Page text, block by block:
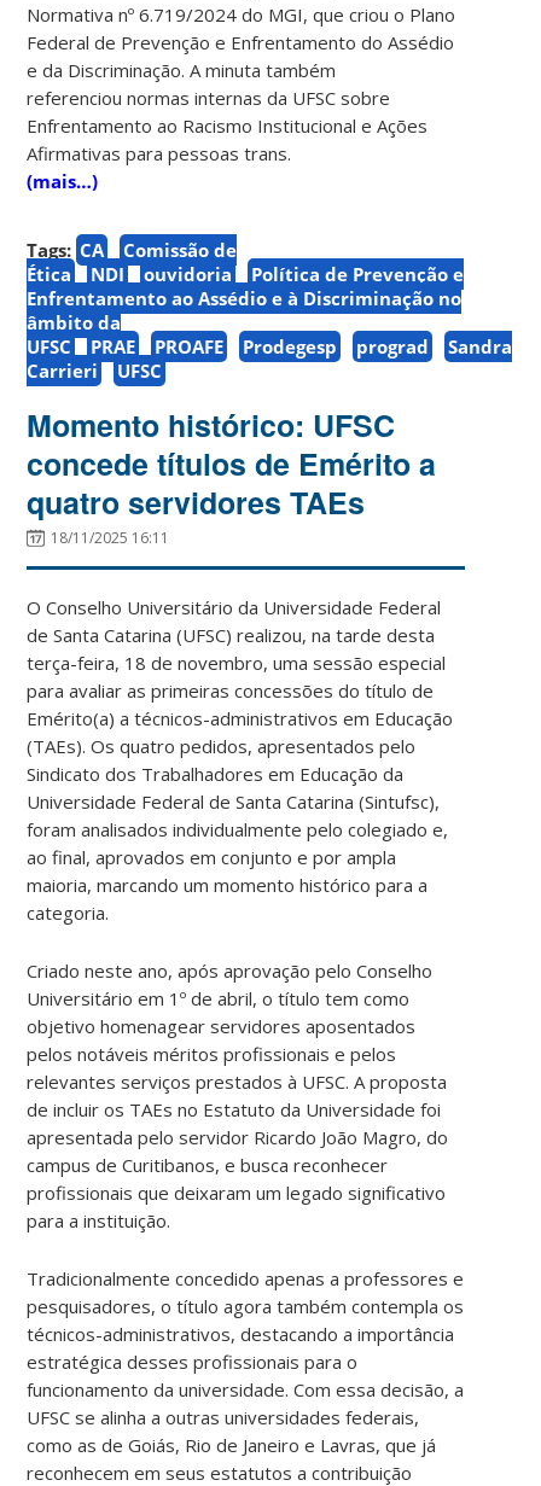
Normativa nº 6.719/2024 do MGI, que criou o Plano
Federal de Prevenção e Enfrentamento do Assédio
e da Discriminação. A minuta também
referenciou normas internas da UFSC sobre
Enfrentamento ao Racismo Institucional e Ações
Afirmativas para pessoas trans.
(mais…)
Tags: CA
Comissão de
Ética
NDI ouvidoria
Política de Prevenção e
Enfrentamento ao Assédio e à Discriminação no
âmbito da
UFSC
PRAE PROAFE Prodegesp prograd
Sandra
Carrieri
UFSC
Momento histórico: UFSC
concede títulos de Emérito a
quatro servidores TAEs
18/11/2025 16:11
O Conselho Universitário da Universidade Federal
de Santa Catarina (UFSC) realizou, na tarde desta
terça-feira, 18 de novembro, uma sessão especial
para avaliar as primeiras concessões do título de
Emérito(a) a técnicos-administrativos em Educação
(TAEs). Os quatro pedidos, apresentados pelo
Sindicato dos Trabalhadores em Educação da
Universidade Federal de Santa Catarina (Sintufsc),
foram analisados individualmente pelo colegiado e,
ao final, aprovados em conjunto e por ampla
maioria, marcando um momento histórico para a
categoria.
Criado neste ano, após aprovação pelo Conselho
Universitário em 1º de abril, o título tem como
objetivo homenagear servidores aposentados
pelos notáveis méritos profissionais e pelos
relevantes serviços prestados à UFSC. A proposta
de incluir os TAEs no Estatuto da Universidade foi
apresentada pelo servidor Ricardo João Magro, do
campus de Curitibanos, e busca reconhecer
profissionais que deixaram um legado significativo
para a instituição.
Tradicionalmente concedido apenas a professores e
pesquisadores, o título agora também contempla os
técnicos-administrativos, destacando a importância
estratégica desses profissionais para o
funcionamento da universidade. Com essa decisão, a
UFSC se alinha a outras universidades federais,
como as de Goiás, Rio de Janeiro e Lavras, que já
reconhecem em seus estatutos a contribuição